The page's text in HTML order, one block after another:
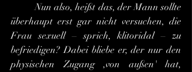
	Nun also, heißt das, der Mann sollte
überhaupt erst gar nicht versuchen, die
Frau sexuell – sprich, klitoridal – zu
befriedigen? Dabei bliebe er, der nur den
physischen Zugang ,von außen' hat,